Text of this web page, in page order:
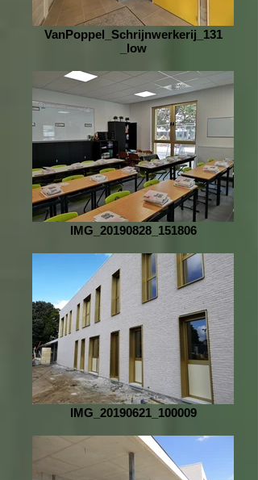
VanPoppel_Schrijnwerkerij_131
_low
IMG_20190828_151806
IMG_20190621_100009